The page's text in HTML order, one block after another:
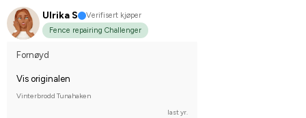
Ulrika S
Verifisert kjøper
Fence repairing Challenger
Fornøyd
Vis originalen
Vinterbrodd Tunahaken
last yr.